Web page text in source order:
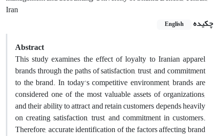
Iran
چکیده
English
Abstract
This study examines the effect of loyalty to Iranian apparel
brands through the paths of satisfaction, trust, and commitment
to the brand. In today's competitive environment, brands are
considered one of the most valuable assets of organizations,
and their ability to attract and retain customers depends heavily
on creating satisfaction, trust, and commitment in customers.
Therefore, accurate identification of the factors affecting brand